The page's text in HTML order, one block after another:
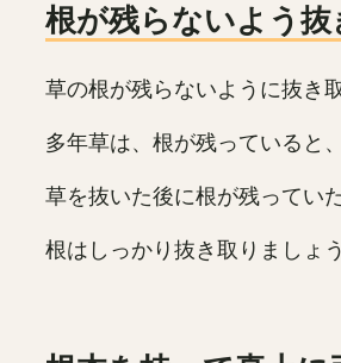
根が残らないよう抜
草の根が残らないように抜き
多年草は、根が残っていると
草を抜いた後に根が残ってい
根はしっかり抜き取りましょう